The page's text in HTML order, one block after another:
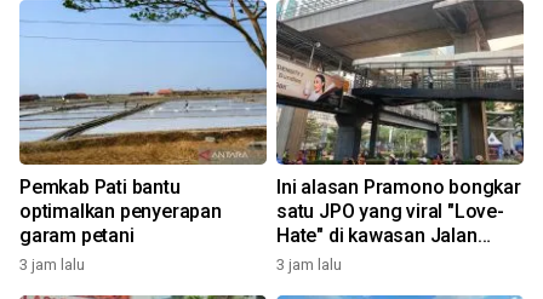
Pemkab Pati bantu
optimalkan penyerapan
garam petani
3 jam lalu
Ini alasan Pramono bongkar
satu JPO yang viral "Love-
Hate" di kawasan Jalan
Rasuna Said
3 jam lalu